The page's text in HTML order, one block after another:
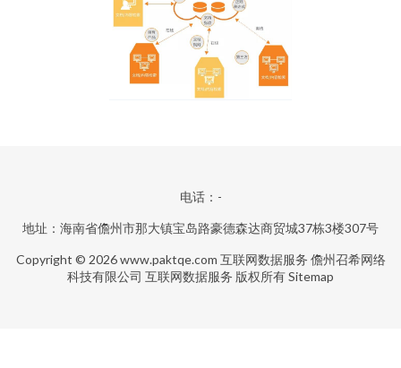
电话：-
地址：海南省儋州市那大镇宝岛路豪德森达商贸城37栋3楼307号
Copyright © 2026www.paktqe.com 互联网数据服务 儋州召希网络
科技有限公司 互联网数据服务 版权所有Sitemap